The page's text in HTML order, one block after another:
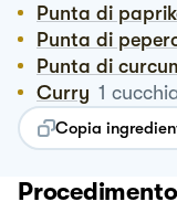
Punta di
Punta di
Punta di
Curry 1
Copia
Procedimento